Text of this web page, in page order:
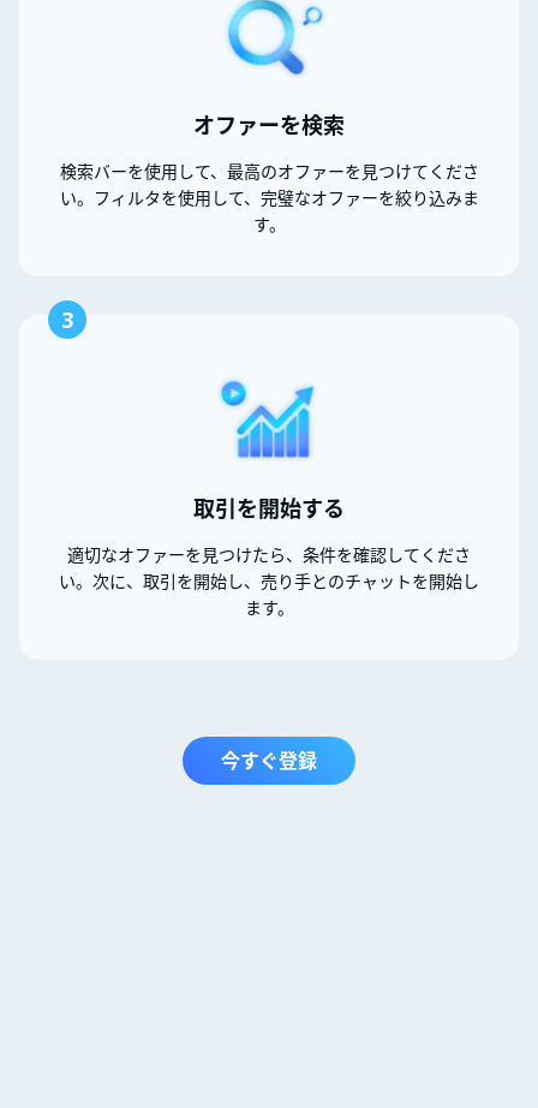
オファーを検索
検索バーを使用して、最高のオファーを見つけてくださ
い。フィルタを使用して、完璧なオファーを絞り込みま
す。
3
取引を開始する
適切なオファーを見つけたら、条件を確認してくださ
い。次に、取引を開始し、売り手とのチャットを開始し
ます。
今すぐ登録